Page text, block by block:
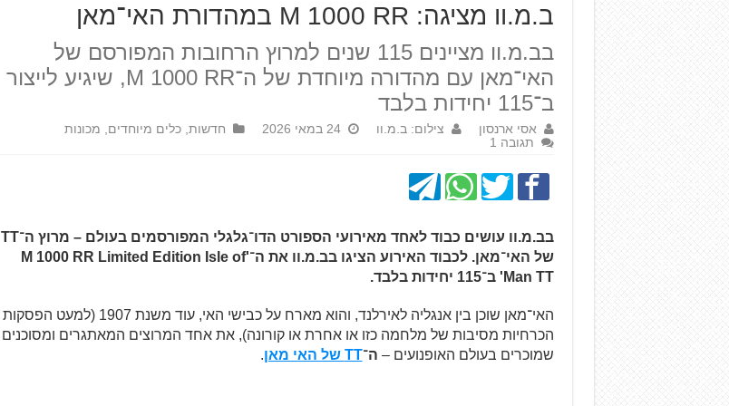
ב.מ.וו מציגה: M 1000 RR במהדורת האי־מאן
בב.מ.וו מציינים 115 שנים למרוץ הרחובות המפורסם של
האי־מאן עם מהדורה מיוחדת של ה־M 1000 RR, שיגיע לייצור
ב־115 יחידות בלבד
אסי ארנסון צילום: ב.מ.וו 24 במאי 2026 חדשות,כלים מיוחדים, מכונות
תגובה 1
בב.מ.וו עושים כבוד לאחד מאירועי הספורט הדו־גלגלי המפורסמים בעולם – מרוץ ה־TT
של האי־מאן. לכבוד האירוע הציגו בב.מ.וו את ה־'M 1000 RR Limited Edition Isle of
Man TT' ב־115 יחידות בלבד.
האי־מאן שוכן בין אנגליה לאירלנד, והוא מארח על כבישי האי, עוד משנת 1907 (למעט הפסקות
הכרחיות מסיבות של מלחמה כזו או אחרת או קורונה), את אחד המרוצים המאתגרים ומסוכנים
שמוכרים בעולם האופנועים – ה־TT של האי מאן .